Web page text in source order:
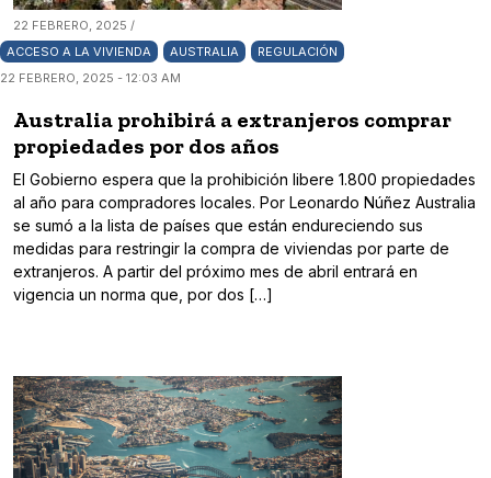
22 FEBRERO, 2025 /
ACCESO A LA VIVIENDA
AUSTRALIA
REGULACIÓN
22 FEBRERO, 2025 - 12:03 AM
Australia prohibirá a extranjeros comprar
propiedades por dos años
El Gobierno espera que la prohibición libere 1.800 propiedades
al año para compradores locales. Por Leonardo Núñez Australia
se sumó a la lista de países que están endureciendo sus
medidas para restringir la compra de viviendas por parte de
extranjeros. A partir del próximo mes de abril entrará en
vigencia un norma que, por dos […]